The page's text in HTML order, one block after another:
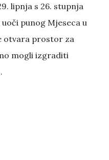
lipnja s 26. stupnja
punog Mjeseca u
otvara prostor za
mogli izgraditi